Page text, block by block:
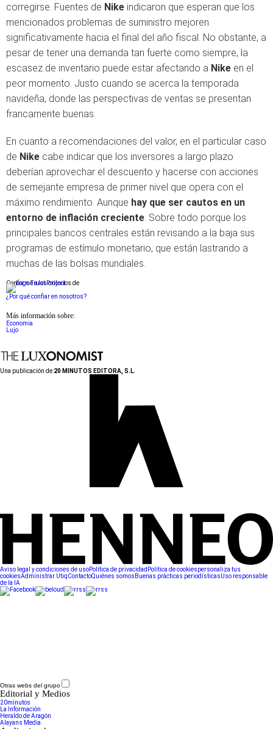
corregirse. Fuentes de Nike indicaron que esperan que los
mencionados problemas de suministro mejoren
significativamente hacia el final del año fiscal. No obstante, a
pesar de tener una demanda tan fuerte como siempre, la
escasez de inventario puede estar afectando a Nike en el
peor momento. Justo cuando se acerca la temporada
navideña, donde las perspectivas de ventas se presentan
francamente buenas.
En cuanto a recomendaciones del valor, en el particular caso
de Nike cabe indicar que los inversores a largo plazo
deberían aprovechar el descuento y hacerse con acciones
de semejante empresa de primer nivel que opera con el
máximo rendimiento. Aunque hay que ser cautos en un
entorno de inflación creciente. Sobre todo porque los
principales bancos centrales están revisando a la baja sus
programas de estímulo monetario, que están lastrando a
muchas de las bolsas mundiales.
Conforme a los criterios de
¿Por qué confiar en nosotros?
Más información sobre:
Economia
Lujo
Una publicación de:20 MINUTOS EDITORA, S.L.
Aviso legal y condiciones de usoPolítica de privacidad Política de cookiespersonaliza tus
cookiesAdministrar UtiqContactoQuiénes somos Buenas prácticas periodísticasUso responsable
de la IA
Otras webs del grupo
Editorial y Medios
20minutos
La Información
Heraldo de Aragón
Alayans Media